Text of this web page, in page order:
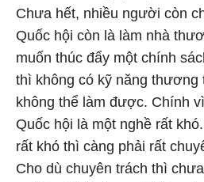
Chưa hết, nhiều người còn
Quốc hội còn là làm nhà
muốn thúc đẩy một chính
thì không có kỹ năng thương
không thể làm được. Chính
Quốc hội là một nghề rất
rất khó thì càng phải rất
Cho dù chuyên trách thì